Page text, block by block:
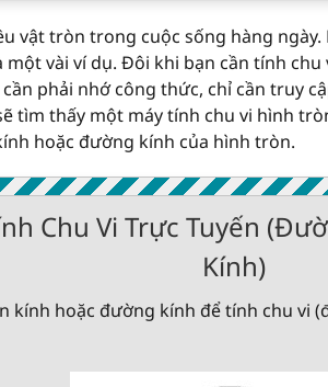
vật tròn trong cuộc sống hàng
vài ví dụ. Đôi khi bạn cần tính
phải nhớ công thức, chỉ cần truy
tìm thấy một máy tính chu vi hình
hoặc đường kính của hình tròn.
Chu Vi Trực Tuyến
Kính)
kính hoặc đường kính để tính chu vi